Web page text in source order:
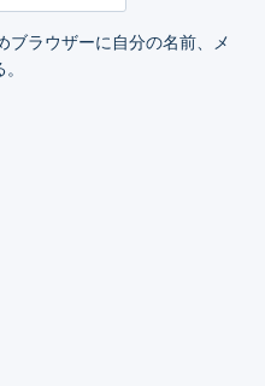
ブラウザーに自分の名前、メ